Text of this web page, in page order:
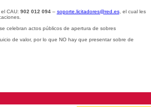
CAU: 902 012 094– soporte.licitadores@red.es, el cual les
celebran actos públicos de apertura de sobres
de valor, por lo que NO hay que presentar sobre de